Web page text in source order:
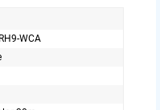
WCA